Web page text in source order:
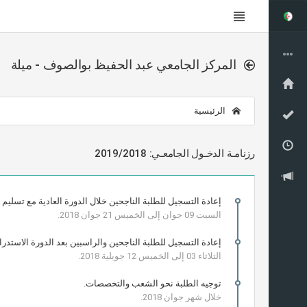
المركز الجامعي عبد الحفيظ بوالصوف - ميلة
الرئيسية
رزنامـة الدخـول الجامعـي: 2019/2018
إعادة التسجيل للطلبة الناجحين خلال الدورة العادية مع
السبت 09 جوان إلى الخميس 21 جوان 2018.
إعادة التسجيل للطلبة الناجحين والراسبين بعد الدورة
الثلاثاء 03 إلى الخميس 12 جويلية 2018.
توجيه الطلبة نحو الشعب والتخصصات.
خلال شهر جوان 2018.